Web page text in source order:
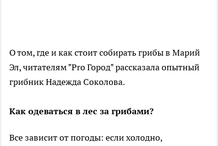
О том, где и как стоит собирать грибы в Марий
Эл, читателям "Pro Город" рассказала опытный
грибник Надежда Соколова.
Как одеваться в лес за грибами?
Все зависит от погоды: если холодно,